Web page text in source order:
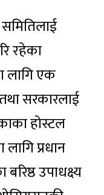
रहेका
लागि एक
सरकारलाई
होस्टल
प्रधान
उपाधक्ष्य